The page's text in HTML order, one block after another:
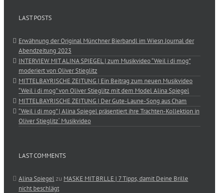
LAST POSTS
Erwähnung der Original Münchner Bierbandl im Wiesn Journal der
Abendzeitung 2023
INTERVIEW MIT ALINA SPIEGEL | zum Musikvideo “Weil i di mog”
moderiert von Oliver Stieglitz
MITTELBAYRISCHE ZEITUNG | Ein Beitrag zum neuen Musikvideo
“Weil i di mog” von Oliver Stieglitz mit dem Model Alina Spiegel
MITTELBAYRISCHE ZEITUNG | Der Gute-Laune-Song aus Cham
“Weil i di mog” | Alina Spiegel präsentiert ihre Trachten-Kollektion in
Oliver Stieglitz´ Musikvideo
LAST COMMENTS
Alina Spiegelzu MASKE MIT BRLLE | 7 Tipps, damit Deine Brille
nicht beschlägt